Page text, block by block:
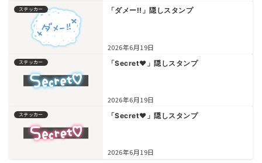
ステッカー 「ダメー!!」隠しスタンプ
2026年6月19日
ステッカー 「Secret♥」隠しスタンプ
2026年6月19日
ステッカー 「Secret♥」隠しスタンプ
2026年6月19日